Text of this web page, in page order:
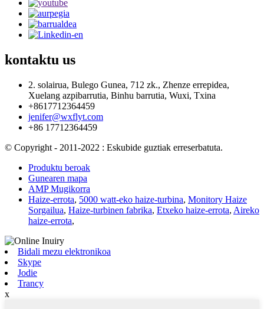
kontaktu us
2. solairua, Bulego Gunea, 712 zk., Zhenze errepidea,
Xuelang azpibarrutia, Binhu barrutia, Wuxi, Txina
+8617712364459
jenifer@wxflyt.com
+86 17712364459
© Copyright - 2011-2022 : Eskubide guztiak erreserbatuta.
Produktu beroak
Gunearen mapa
AMP Mugikorra
Haize-errota, 5000 watt-eko haize-turbina, Monitory Haize
Sorgailua, Haize-turbinen fabrika, Etxeko haize-errota, Aireko
haize-errota,
Bidali mezu elektronikoa
Skype
Jodie
Trancy
x